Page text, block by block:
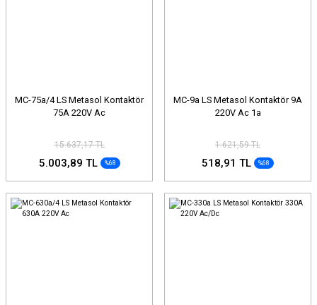
MC-75a/4 LS Metasol Kontaktör
75A 220V Ac
15.637,17 TL
5.003,89 TL %68
MC-9a LS Metasol Kontaktör 9A
220V Ac 1a
1.621,59 TL
518,91 TL %68